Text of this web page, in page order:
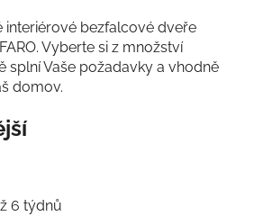
interiérové bezfalcové dveře
Vyberte si z množství
splní Vaše požadavky a vhodně
domov.
6 týdnů